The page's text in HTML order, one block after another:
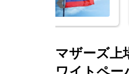
得単価は約10ドル
マザーズ上